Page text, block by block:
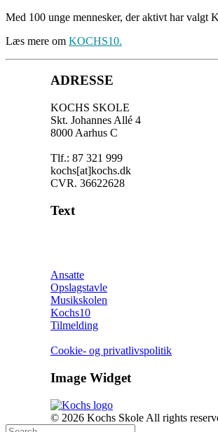
Med 100 unge mennesker, der aktivt har valgt
Læs mere om KOCHS10.
ADRESSE
KOCHS SKOLE
Skt. Johannes Allé 4
8000 Aarhus C
Tlf.: 87 321 999
kochs[at]kochs.dk
CVR. 36622628
Text
Ansatte
Opslagstavle
Musikskolen
Kochs10
Tilmelding
Cookie- og privatlivspolitik
Image Widget
© 2026 Kochs Skole All rights